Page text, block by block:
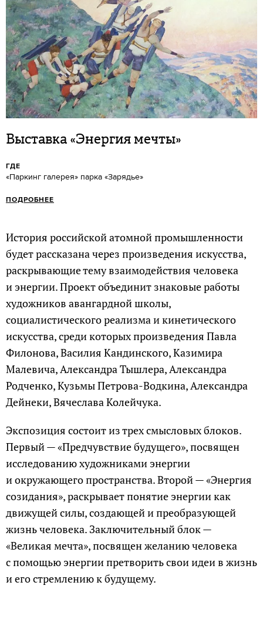
Выставка «Энергия мечты»
ГДЕ
«Паркинг галерея» парка «Зарядье»
ПОДРОБНЕЕ
История российской атомной промышленности
будет рассказана через произведения искусства,
раскрывающие тему взаимодействия человека
и энергии. Проект объединит знаковые работы
художников авангардной школы,
социалистического реализма и кинетического
искусства, среди которых произведения Павла
Филонова, Василия Кандинского, Казимира
Малевича, Александра Тышлера, Александра
Родченко, Кузьмы Петрова-Водкина, Александра
Дейнеки, Вячеслава Колейчука.
Экспозиция состоит из трех смысловых блоков.
Первый — «Предчувствие будущего», посвящен
исследованию художниками энергии
и окружающего пространства. Второй — «Энергия
созидания», раскрывает понятие энергии как
движущей силы, создающей и преобразующей
жизнь человека. Заключительный блок —
«Великая мечта», посвящен желанию человека
с помощью энергии претворить свои идеи в жизнь
и его стремлению к будущему.